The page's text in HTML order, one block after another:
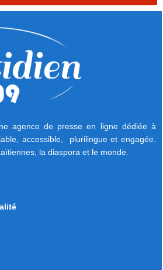
agence de presse en ligne dédiée à
accessible, plurilingue et engagée.
la diaspora et le monde.